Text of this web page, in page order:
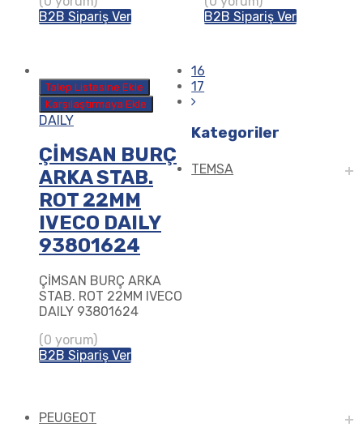
B2B Sipariş Ver
B2B Sipariş Ver
Talep Listesine Ekle
Karşılaştırmaya Ekle
DAILY
ÇİMSAN BURÇ
ARKA STAB.
ROT 22MM
IVECO DAILY
93801624
ÇİMSAN BURÇ ARKA
STAB. ROT 22MM IVECO
DAILY 93801624
(0 yorum)
B2B Sipariş Ver
16
17
Kategoriler
TEMSA
PEUGEOT